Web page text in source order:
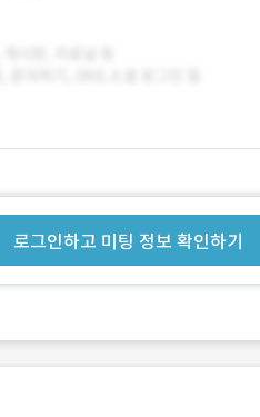
로그인하고 미팅 정보 확인하기